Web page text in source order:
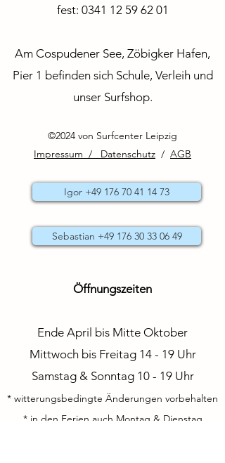
fest: 0341 12 59 62 01
Am Cospudener See, Zöbigker Hafen,
Pier 1 befinden sich Schule, Verleih und
unser Surfshop.
©2024 von Surfcenter Leipzig
Impressum / Datenschutz / AGB
Igor +49 176 70 41 14 73
Sebastian +49 176 30 33 06 49
Öffnungszeiten
Ende April bis Mitte Oktober
Mittwoch bis Freitag 14 - 19 Uhr
Samstag & Sonntag 10 - 19 Uhr
* witterungsbedingte Änderungen vorbehalten
* in den Ferien auch Montag & Dienstag